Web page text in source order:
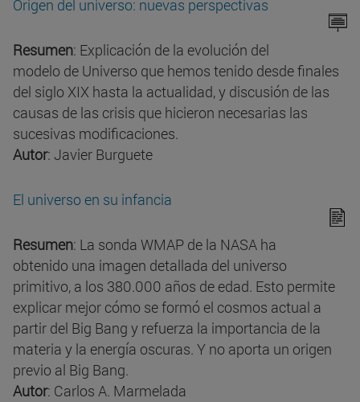
Origen del universo: nuevas perspectivas
Resumen: Explicación de la evolución del
modelo de Universo que hemos tenido desde finales
del siglo XIX hasta la actualidad, y discusión de las
causas de las crisis que hicieron necesarias las
sucesivas modificaciones.
Autor: Javier Burguete
El universo en su infancia
Resumen: La sonda WMAP de la NASA ha
obtenido una imagen detallada del universo
primitivo, a los 380.000 años de edad. Esto permite
explicar mejor cómo se formó el cosmos actual a
partir del Big Bang y refuerza la importancia de la
materia y la energía oscuras. Y no aporta un origen
previo al Big Bang.
Autor: Carlos A. Marmelada